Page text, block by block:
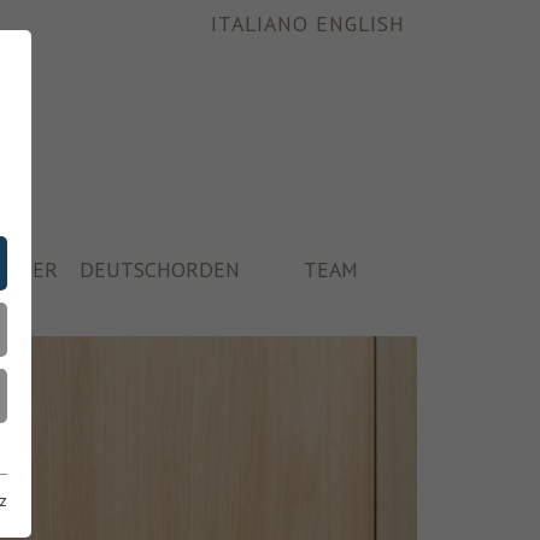
ITALIANO ENGLISH
DEUTSCHORDEN TEAM